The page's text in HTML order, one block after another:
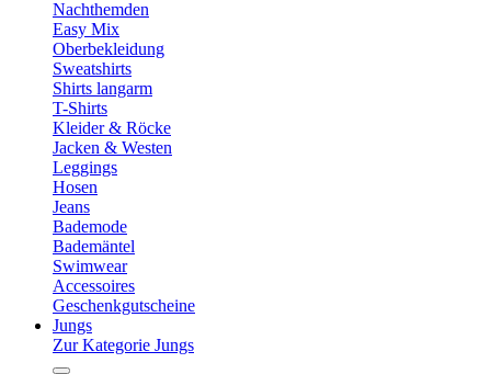
Nachthemden
Easy Mix
Oberbekleidung
Sweatshirts
Shirts langarm
T-Shirts
Kleider & Röcke
Jacken & Westen
Leggings
Hosen
Jeans
Bademode
Bademäntel
Swimwear
Accessoires
Geschenkgutscheine
Jungs
Zur Kategorie Jungs